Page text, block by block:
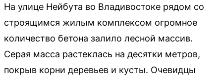
На улице Нейбута во Владивостоке рядом со
строящимся жилым комплексом огромное
количество бетона залило лесной массив.
Серая масса растеклась на десятки метров,
покрыв корни деревьев и кусты. Очевидцы